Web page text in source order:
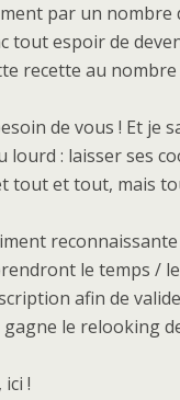
par un nombre
tout espoir de
recette au nombre
de vous ! Et je
lourd : laisser ses
tout et tout, mais
le temps /
afin de
gagne le relooking
!